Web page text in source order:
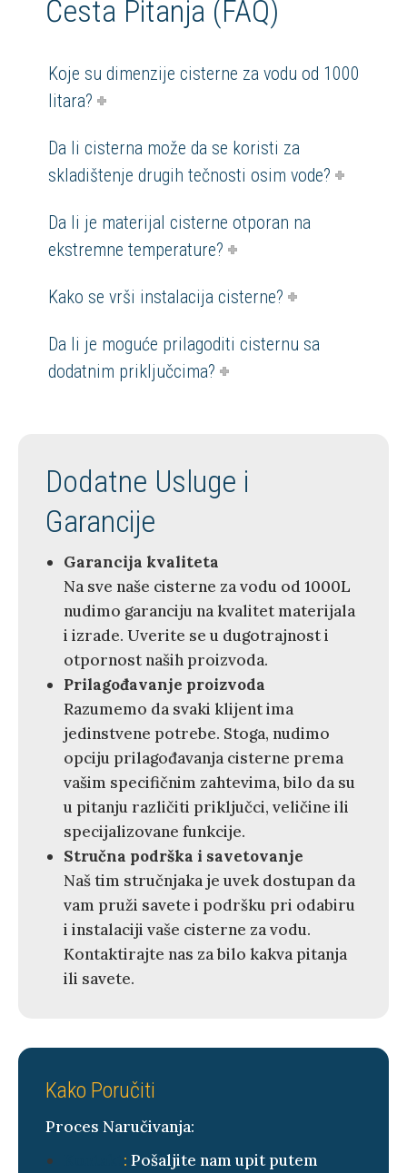
Česta Pitanja (FAQ)
Koje su dimenzije cisterne za vodu od 1000
litara?
Da li cisterna može da se koristi za
skladištenje drugih tečnosti osim vode?
Da li je materijal cisterne otporan na
ekstremne temperature?
Kako se vrši instalacija cisterne?
Da li je moguće prilagoditi cisternu sa
dodatnim priključcima?
Dodatne Usluge i
Garancije
Garancija kvaliteta
Na sve naše cisterne za vodu od 1000L
nudimo garanciju na kvalitet materijala
i izrade. Uverite se u dugotrajnost i
otpornost naših proizvoda.
Prilagođavanje proizvoda
Razumemo da svaki klijent ima
jedinstvene potrebe. Stoga, nudimo
opciju prilagođavanja cisterne prema
vašim specifičnim zahtevima, bilo da su
u pitanju različiti priključci, veličine ili
specijalizovane funkcije.
Stručna podrška i savetovanje
Naš tim stručnjaka je uvek dostupan da
vam pruži savete i podršku pri odabiru
i instalaciji vaše cisterne za vodu.
Kontaktirajte nas za bilo kakva pitanja
ili savete.
Kako Poručiti
Proces Naručivanja:
: Pošaljite nam upit putem